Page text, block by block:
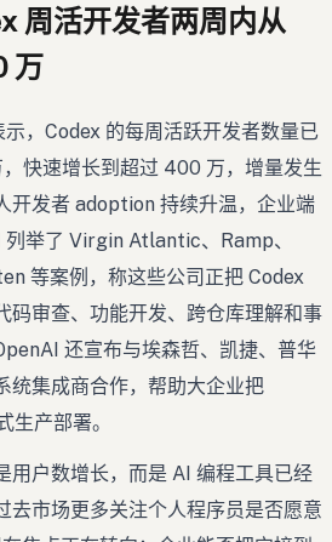
周活开发者两周内从
万
，Codex 的每周活跃开发者数量已
快速增长到超过 400 万，增量发生
开发者 adoption 持续升温，企业端
举了 Virgin Atlantic、Ramp、
等案例，称这些公司正把 Codex
码审查、功能开发、跨仓库理解和事
还宣布与埃森哲、凯捷、普华
统集成商合作，帮助大企业把
生产部署。
用户数增长，而是 AI 编程工具已经
去市场更多关注个人程序员是否愿意